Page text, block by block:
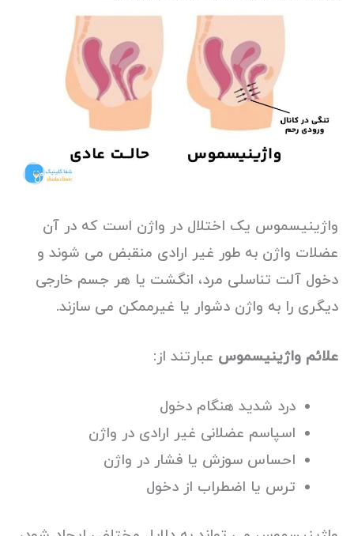
واژینیسموس یک اختلال در واژن است که در آن
عضلات واژن به طور غیر ارادی منقبض می شوند و
دخول آلت تناسلی مرد، انگشت یا هر جسم خارجی
دیگری را به واژن دشوار یا غیرممکن می سازند.
علائم واژینیسموس عبارتند از:
درد شدید هنگام دخول
اسپاسم عضلانی غیر ارادی در واژن
احساس سوزش یا فشار در واژن
ترس یا اضطراب از دخول